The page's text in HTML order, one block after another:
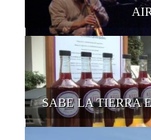
SABE LA TIERRA